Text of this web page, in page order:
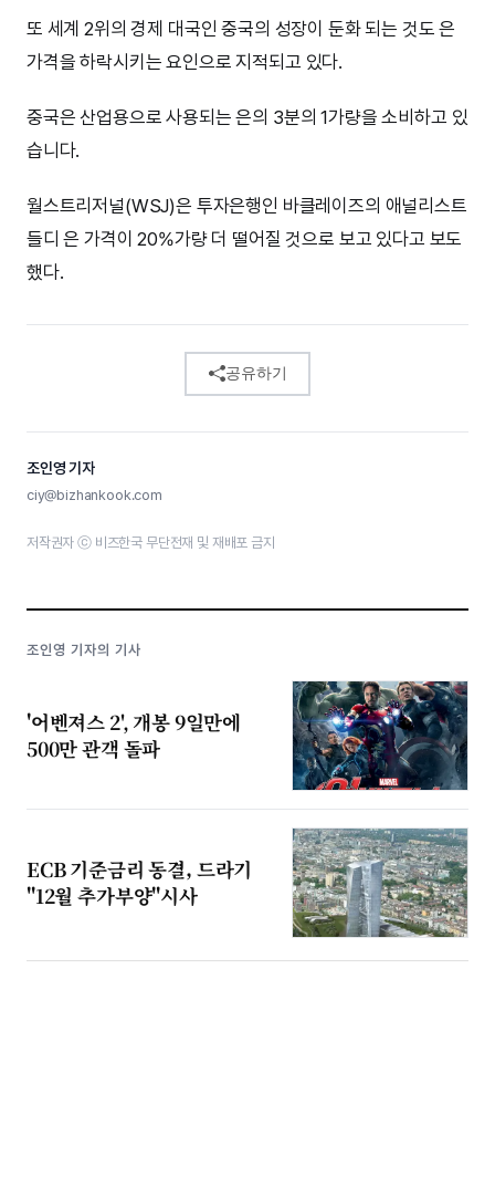
또 세계 2위의 경제 대국인 중국의 성장이 둔화 되는 것도 은
가격을 하락시키는 요인으로 지적되고 있다.
중국은 산업용으로 사용되는 은의 3분의 1가량을 소비하고 있
습니다.
월스트리저널(WSJ)은 투자은행인 바클레이즈의 애널리스트
들디 은 가격이 20%가량 더 떨어질 것으로 보고 있다고 보도
했다.
공유하기
조인영 기자
ciy@bizhankook.com
저작권자 ⓒ 비즈한국 무단전재 및 재배포 금지
조인영 기자의 기사
'어벤져스 2', 개봉 9일만에
500만 관객 돌파
ECB 기준금리 동결, 드라기
"12월 추가부양"시사